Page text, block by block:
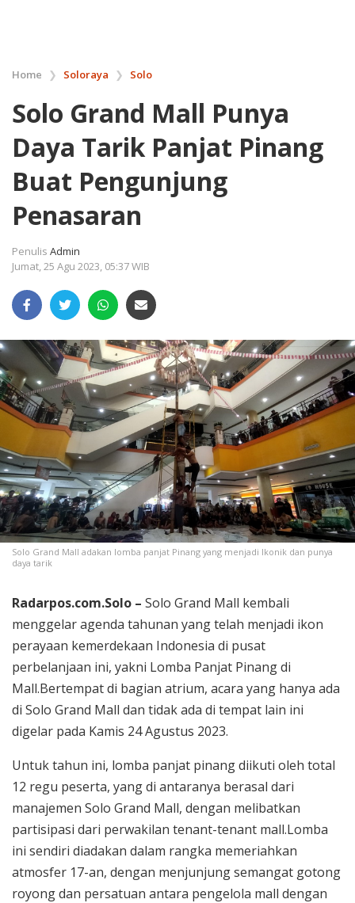
Home ❯ Soloraya ❯ Solo
Solo Grand Mall Punya
Daya Tarik Panjat Pinang
Buat Pengunjung
Penasaran
Penulis Admin
Jumat, 25 Agu 2023, 05:37 WIB
Solo Grand Mall adakan lomba panjat Pinang yang menjadi Ikonik dan punya
daya tarik
Radarpos.com.Solo – Solo Grand Mall kembali
menggelar agenda tahunan yang telah menjadi ikon
perayaan kemerdekaan Indonesia di pusat
perbelanjaan ini, yakni Lomba Panjat Pinang di
Mall.Bertempat di bagian atrium, acara yang hanya ada
di Solo Grand Mall dan tidak ada di tempat lain ini
digelar pada Kamis 24 Agustus 2023.
Untuk tahun ini, lomba panjat pinang diikuti oleh total
12 regu peserta, yang di antaranya berasal dari
manajemen Solo Grand Mall, dengan melibatkan
partisipasi dari perwakilan tenant-tenant mall.Lomba
ini sendiri diadakan dalam rangka memeriahkan
atmosfer 17-an, dengan menjunjung semangat gotong
royong dan persatuan antara pengelola mall dengan